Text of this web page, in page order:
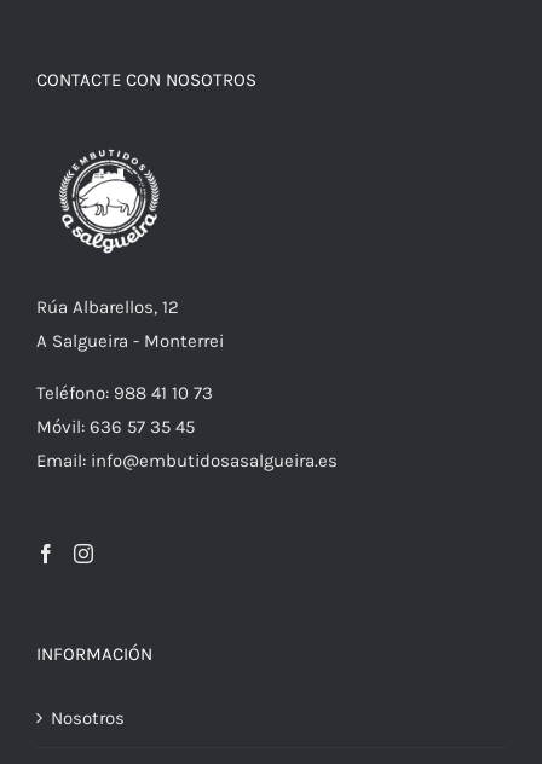
CONTACTE CON NOSOTROS
Rúa Albarellos, 12
A Salgueira - Monterrei
Teléfono: 988 41 10 73
Móvil: 636 57 35 45
Email: info@embutidosasalgueira.es
INFORMACIÓN
Nosotros